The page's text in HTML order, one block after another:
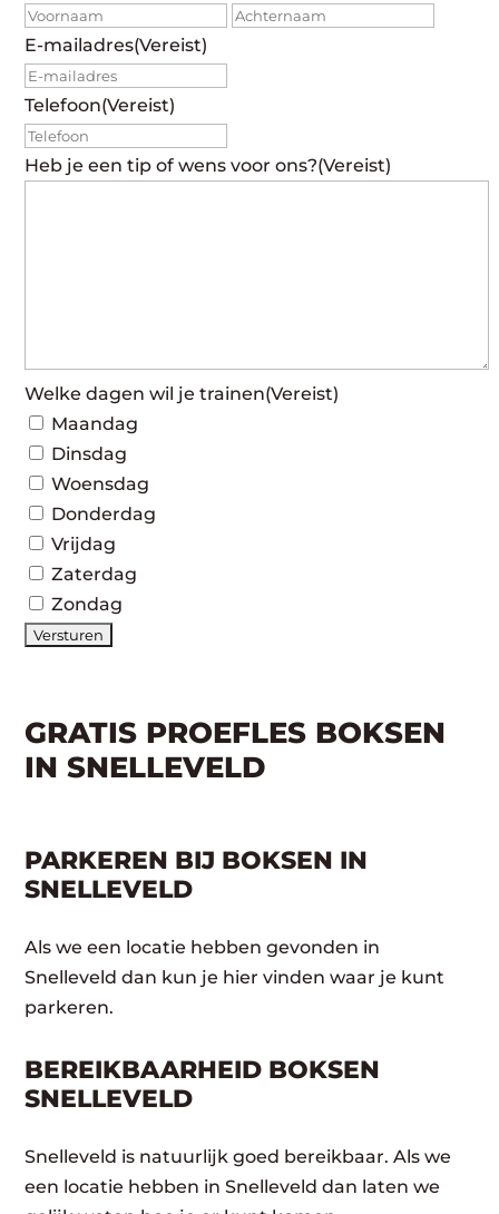
Voornaam
E-mailadres(Vereist)
Telefoon(Vereist)
Heb je een tip of wens voor ons?(Vereist)
Welke dagen wil je trainen(Vereist)
Maandag
Dinsdag
Woensdag
Donderdag
Vrijdag
Zaterdag
Zondag
GRATIS PROEFLES BOKSEN
IN SNELLEVELD
PARKEREN BIJ BOKSEN IN
SNELLEVELD
Als we een locatie hebben gevonden in
Snelleveld dan kun je hier vinden waar je kunt
parkeren.
BEREIKBAARHEID BOKSEN
SNELLEVELD
Snelleveld is natuurlijk goed bereikbaar. Als we
een locatie hebben in Snelleveld dan laten we